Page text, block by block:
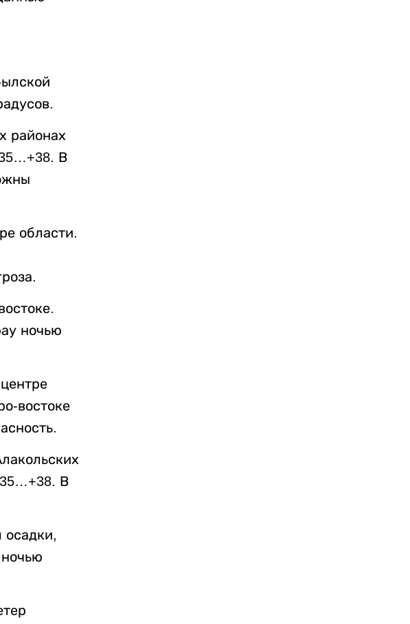
районах
В
области.
ночью
востоке
В
осадки,